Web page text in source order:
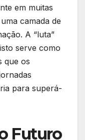
em muitas
camada de
A “luta”
serve como
que os
para superá-
Futuro